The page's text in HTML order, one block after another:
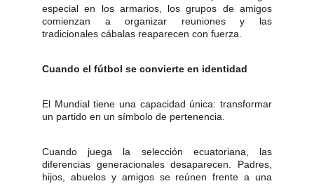
especial en los armarios, los grupos de amigos
comienzan a organizar reuniones y las
tradicionales cábalas reaparecen con fuerza.
Cuando el fútbol se convierte en identidad
El Mundial tiene una capacidad única: transformar
un partido en un símbolo de pertenencia.
Cuando juega la selección ecuatoriana, las
diferencias generacionales desaparecen. Padres,
hijos, abuelos y amigos se reúnen frente a una